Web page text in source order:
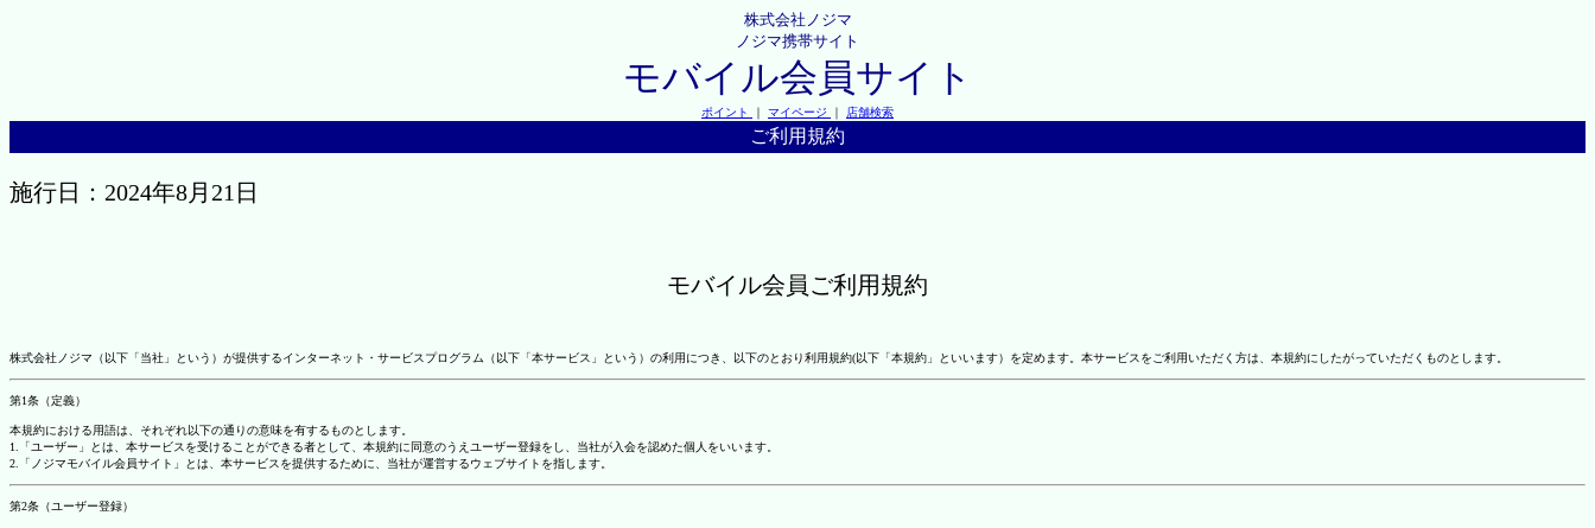
株式会社ノジマ
ノジマ携帯サイト
モバイル会員サイト
ポイント ｜ マイページ ｜ 店舗検索
ご利用規約
施行日：2024年8月21日
モバイル会員ご利用規約
株式会社ノジマ（以下「当社」という）が提供するインターネット・サービスプログラム（以下「本サービス」という）の利用につき、以下のとおり利用規約(以下「本規約」といいます）を定めます。本サービスをご利用いただく方は、本規約にしたがっていただくものとします。
第1条（定義）
本規約における用語は、それぞれ以下の通りの意味を有するものとします。
1.「ユーザー」とは、本サービスを受けることができる者として、本規約に同意のうえユーザー登録をし、当社が入会を認めた個人をいいます。
2.「ノジマモバイル会員サイト」とは、本サービスを提供するために、当社が運営するウェブサイトを指します。
第2条（ユーザー登録）